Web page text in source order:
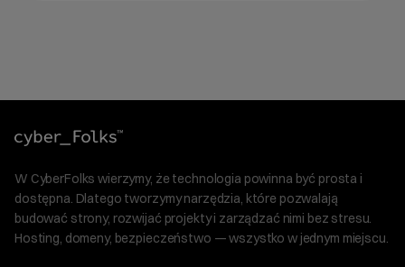
W CyberFolks wierzymy, że technologia powinna być prosta i
dostępna. Dlatego tworzymy narzędzia, które pozwalają
budować strony, rozwijać projekty i zarządzać nimi bez stresu.
Hosting, domeny, bezpieczeństwo — wszystko w jednym miejscu.